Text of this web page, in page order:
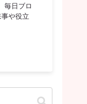
毎日ブロ
や役立